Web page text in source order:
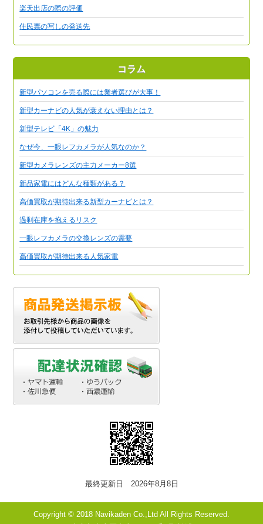
楽天出店の際の評価
住民票の写しの発送先
コラム
新型パソコンを売る際には業者選びが大事！
新型カーナビの人気が衰えない理由とは？
新型テレビ「4K」の魅力
なぜ今、一眼レフカメラが人気なのか？
新型カメラレンズの主力メーカー8選
新品家電にはどんな種類がある？
高価買取が期待出来る新型カーナビとは？
過剰在庫を抱えるリスク
一眼レフカメラの交換レンズの需要
高価買取が期待出来る人気家電
最終更新日 2026年8月8日
Copyright © 2018 Navikaden Co.,Ltd All Rights Reserved.